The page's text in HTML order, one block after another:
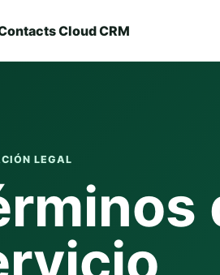
Cloud CRM
LEGAL